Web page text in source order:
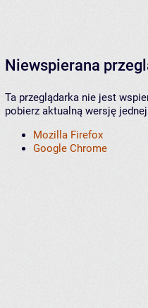
Niewspierana
Ta przeglądarka nie jest
pobierz aktualną wersję
Mozilla Firefox
Google Chrome